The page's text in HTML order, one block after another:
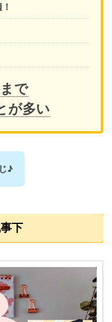
で
が多い
♪
下